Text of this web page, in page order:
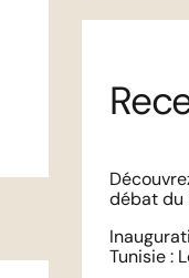
débat du
Tunisie :